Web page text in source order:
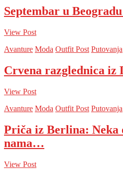
Septembar u
View Post
Avanture Moda Outfit Post Putovanja
Crvena razglednica iz
View Post
Avanture Moda Outfit Post Putovanja
Priča iz Berlina: Neka
nama…
View Post